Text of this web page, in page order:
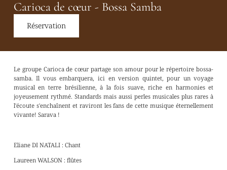
Carioca de cœur - Bossa Samba
Réservation
Le groupe Carioca de cœur partage son amour pour le répertoire bossa-
samba. Il vous embarquera, ici en version quintet, pour un voyage
musical en terre brésilienne, à la fois suave, riche en harmonies et
joyeusement rythmé. Standards mais aussi perles musicales plus rares à
l'écoute s'enchaînent et raviront les fans de cette musique éternellement
vivante! Sarava !
Eliane DI NATALI : Chant
Laureen WALSON : flûtes